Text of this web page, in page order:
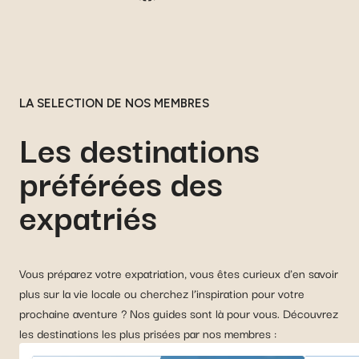
LA SELECTION DE NOS MEMBRES
Les destinations
préférées des
expatriés
Vous préparez votre expatriation, vous êtes curieux d'en savoir
plus sur la vie locale ou cherchez l’inspiration pour votre
prochaine aventure ? Nos guides sont là pour vous. Découvrez
les destinations les plus prisées par nos membres :